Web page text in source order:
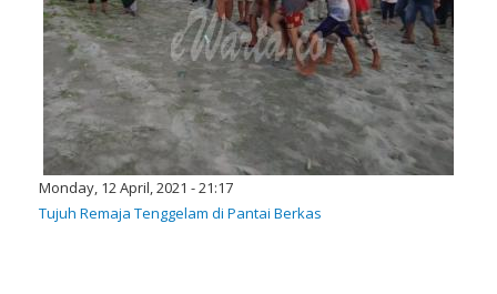
Monday, 12 April, 2021 - 21:17
Tujuh Remaja Tenggelam di Pantai Berkas